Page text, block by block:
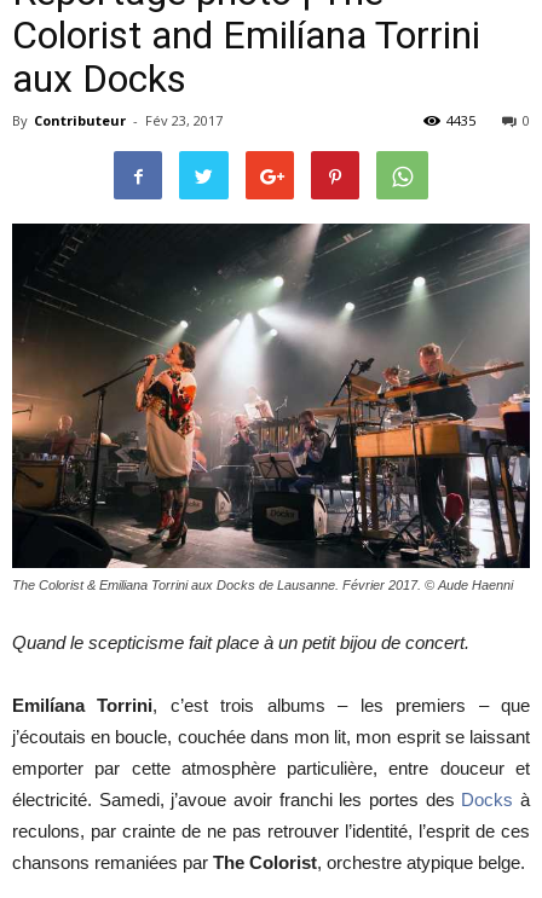
webzine
culturel
–
musique
cinéma
internet
Colorist and Emilíana Torrini
aux Docks
By Contributeur - Fév 23, 2017 0
4435
The Colorist & Emiliana Torrini aux Docks de Lausanne. Février 2017. © Aude Haenni
Quand le scepticisme fait place à un petit bijou de concert.
Emilíana Torrini, c’est trois albums – les premiers – que
j’écoutais en boucle, couchée dans mon lit, mon esprit se laissant
emporter par cette atmosphère particulière, entre douceur et
électricité. Samedi, j’avoue avoir franchi les portes des Docksà
reculons, par crainte de ne pas retrouver l’identité, l’esprit de ces
chansons remaniées par The Colorist, orchestre atypique belge.